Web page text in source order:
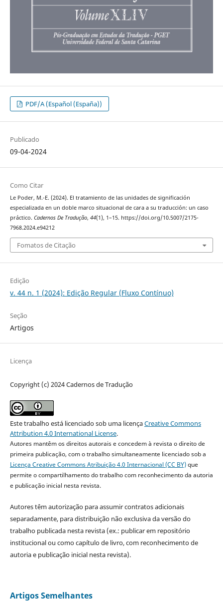
PDF/A (Español (España))
Publicado
09-04-2024
Como Citar
Le Poder, M.-E. (2024). El tratamiento de las unidades de significación
especializada en un doble marco situacional de cara a su traducción: un caso
práctico. Cadernos De Tradução, 44(1), 1–15. https://doi.org/10.5007/2175-
7968.2024.e94212
Fomatos de Citação
Edição
v. 44 n. 1 (2024): Edição Regular (Fluxo Contínuo)
Seção
Artigos
Licença
Copyright (c) 2024 Cadernos de Tradução
Este trabalho está licenciado sob uma licençaCreative Commons
Attribution 4.0 International License.
Autores mantêm os direitos autorais e concedem à revista o direito de
primeira publicação, com o trabalho simultaneamente licenciado sob a
Licença Creative Commons Atribuição 4.0 Internacional (CC BY)que
permite o compartilhamento do trabalho com reconhecimento da autoria
e publicação inicial nesta revista.
Autores têm autorização para assumir contratos adicionais
separadamente, para distribuição não exclusiva da versão do
trabalho publicada nesta revista (ex.: publicar em repositório
institucional ou como capítulo de livro, com reconhecimento de
autoria e publicação inicial nesta revista).
Artigos Semelhantes